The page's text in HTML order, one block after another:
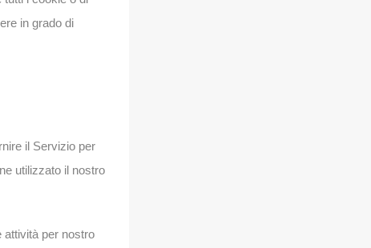
in grado di
il Servizio per
utilizzato il nostro
attività per nostro